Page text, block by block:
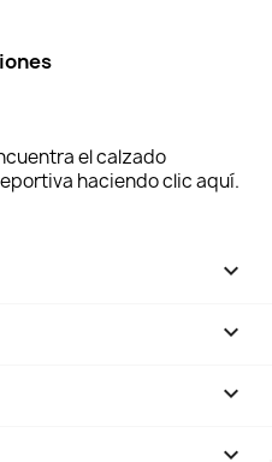
el calzado
haciendo clic aquí.



